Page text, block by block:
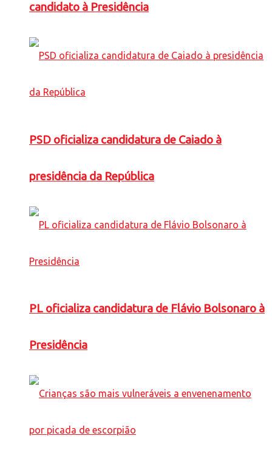
candidato à Presidência
PSD oficializa candidatura de Caiado à
presidência da República
PL oficializa candidatura de Flávio Bolsonaro à
Presidência